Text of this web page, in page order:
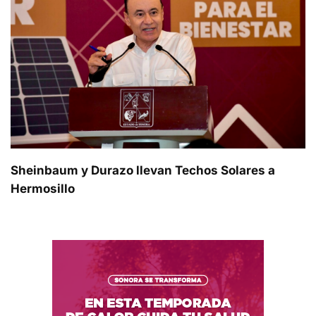
Sheinbaum y Durazo llevan Techos Solares a
Hermosillo